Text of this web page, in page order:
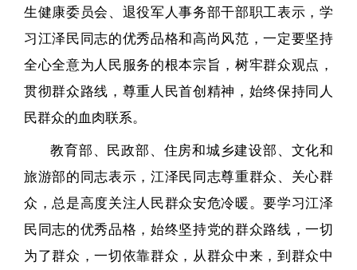
生健康委员会、退役军人事务部干部职工表示，学
习江泽民同志的优秀品格和高尚风范，一定要坚持
全心全意为人民服务的根本宗旨，树牢群众观点，
贯彻群众路线，尊重人民首创精神，始终保持同人
民群众的血肉联系。
教育部、民政部、住房和城乡建设部、文化和
旅游部的同志表示，江泽民同志尊重群众、关心群
众，总是高度关注人民群众安危冷暖。要学习江泽
民同志的优秀品格，始终坚持党的群众路线，一切
为了群众，一切依靠群众，从群众中来，到群众中